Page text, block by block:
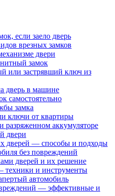
если заело дверь
врезных замков
двери
замок
или застрявший ключ из
дверь в машине
самостоятельно
замка
ключи от квартиры
аккумуляторе
двери
дверей — способы и подходы
без повреждений
дверей и их решение
техники и инструменты
автомобиль
— эффективные и